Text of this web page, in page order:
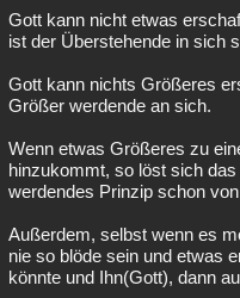
Gott kann nicht etwas
ist der Überstehende in sich
Gott kann nichts Größeres
Größer werdende an sich.
Wenn etwas Größeres zu
hinzukommt, so löst sich
werdendes Prinzip schon
Außerdem, selbst wenn es
nie so blöde sein und etwas
könnte und Ihn(Gott), dann